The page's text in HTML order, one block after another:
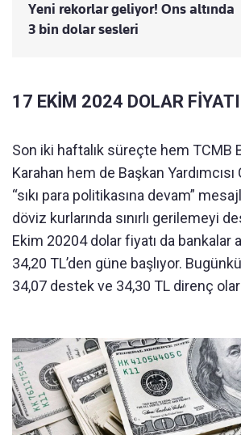
Yeni rekorlar geliyor! Ons altında
3 bin dolar sesleri
17 EKİM 2024 DOLAR FİYATI
Son iki haftalık süreçte hem TCMB
Karahan hem de Başkan Yardımcısı
“sıkı para politikasına devam”
döviz kurlarında sınırlı gerilemeyi
Ekim 20204 dolar fiyatı da bankalar
34,20 TL’den güne başlıyor.
34,07 destek ve 34,30 TL direnç